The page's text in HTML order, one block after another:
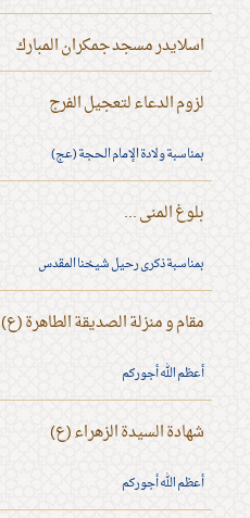
اسلايدر مسجد جمكران المبارك
لزوم الدعاء لتعجيل الفرج
بمناسبة ولادة الإمام الحجة (عج)
بلوغ المنى ...
بمناسبة ذكرى رحيل شيخنا المقدس
مقام و منزلة الصديقة الطاهرة (ع)
أعظم الله أجوركم
شهادة السيدة الزهراء (ع)
أعظم الله أجوركم